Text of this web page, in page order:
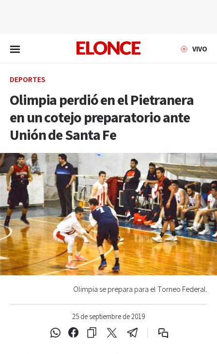
VIVO
DEPORTES
Olimpia perdió en el Pietranera
en un cotejo preparatorio ante
Unión de Santa Fe
25 de septiembre de 2019
Olimpia se prepara para el Torneo Federal.